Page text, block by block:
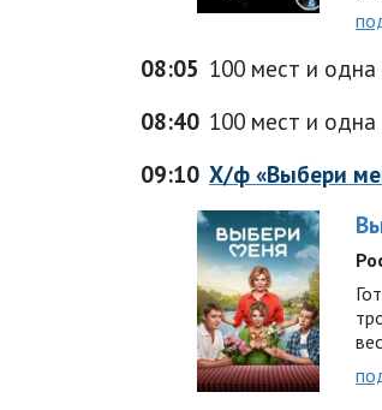
08:05 100 мест и одна
08:40 100 мест и одна
09:10 Х/ф «Выбери